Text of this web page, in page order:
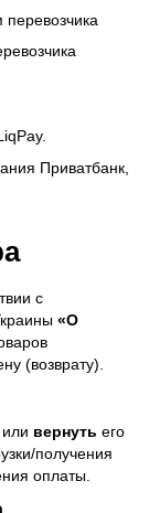
Приватбанк,
с
«О
(возврату).
вернуть его
получения
оплаты.